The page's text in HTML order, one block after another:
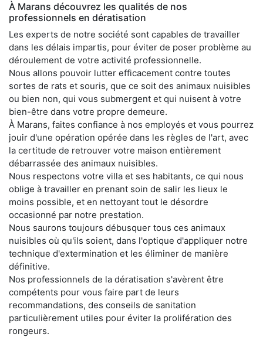
À Marans découvrez les qualités de nos
professionnels en dératisation
Les experts de notre société sont capables de travailler
dans les délais impartis, pour éviter de poser problème au
déroulement de votre activité professionnelle.
Nous allons pouvoir lutter efficacement contre toutes
sortes de rats et souris, que ce soit des animaux nuisibles
ou bien non, qui vous submergent et qui nuisent à votre
bien-être dans votre propre demeure.
À Marans, faites confiance à nos employés et vous pourrez
jouir d'une opération opérée dans les règles de l'art, avec
la certitude de retrouver votre maison entièrement
débarrassée des animaux nuisibles.
Nous respectons votre villa et ses habitants, ce qui nous
oblige à travailler en prenant soin de salir les lieux le
moins possible, et en nettoyant tout le désordre
occasionné par notre prestation.
Nous saurons toujours débusquer tous ces animaux
nuisibles où qu'ils soient, dans l'optique d'appliquer notre
technique d'extermination et les éliminer de manière
définitive.
Nos professionnels de la dératisation s'avèrent être
compétents pour vous faire part de leurs
recommandations, des conseils de sanitation
particulièrement utiles pour éviter la prolifération des
rongeurs.